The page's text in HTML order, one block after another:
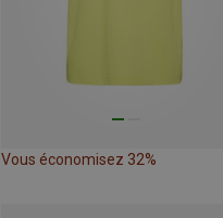
Vous économisez 32%